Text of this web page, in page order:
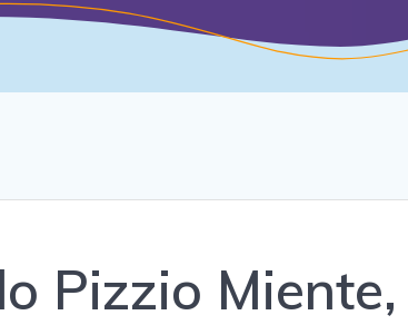
Pizzio Miente,